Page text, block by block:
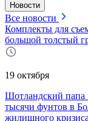
Новости
Все новости
Комплекты для
большой толстый
19 октября
Шотландский папа
тысячи фунтов в
жилищного